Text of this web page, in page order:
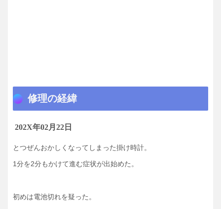
修理の経緯
202X年02月22日
とつぜんおかしくなってしまった掛け時計。
1分を2分もかけて進む症状が出始めた。
初めは電池切れを疑った。